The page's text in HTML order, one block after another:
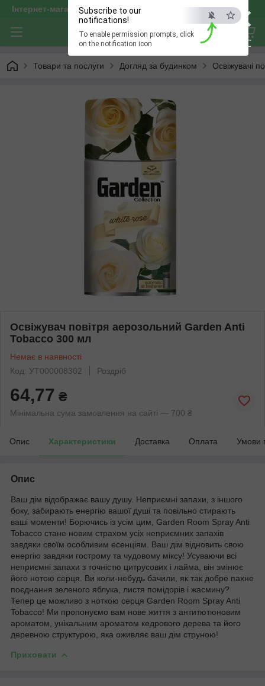
×
ESC
Subscribe to our
notifications!
To enable permission prompts, click
on the notification icon
Інтернет-магазин "optservis"
Товари та послуги Догляд за будинком Освіжувачі
Освіжувач повітря аерозольний Garden Anti
Tobacco 300 мл
Немає в наявності
Код: УТ000008302
Роздріб
64,77 ₴
Мінімальна сума замовлення на сайті — 700 ₴
Опис Характеристики Доставка Оплата Умови
Опис
Ваш дім відображає вашу душу. Неприємні запахи, з іншого
боку, забирають енергію вашої душі та повільно стирають
ваші моменти! Борючись із усім цим, Garden Room Spray Anti
Tobacco стане новим страхом усіх неприємних запахів
завдяки своїм особливим есенціям. Ваш дім відновить свою
енергію завдяки гострому та чудовому міксу! Усуваючи всі
неприємні запахи з точністю цитрусових і лайма, він змінює
його нотою серця. Ви коли-небудь бачили, як так добре пахне
поєднання зеленого яблука, листя помідорів і жасмину?
Тепер це можливо з ноткою серця Garden Room Spray Anti
Tobacco! Ми пропонуємо вам нове життя з антитютюновим
ароматом, унікальним ароматом кедрового дерева та його
деревною структурою, яка оживляє ваш дім струною!
Приховати